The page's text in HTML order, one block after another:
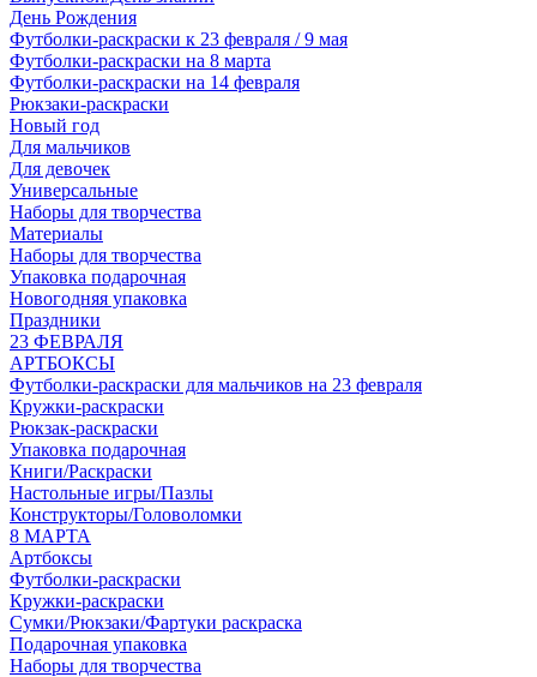
День Рождения
Футболки-раскраски к 23 февраля / 9 мая
Футболки-раскраски на 8 марта
Футболки-раскраски на 14 февраля
Рюкзаки-раскраски
Новый год
Для мальчиков
Для девочек
Универсальные
Наборы для творчества
Материалы
Наборы для творчества
Упаковка подарочная
Новогодняя упаковка
Праздники
23 ФЕВРАЛЯ
АРТБОКСЫ
Футболки-раскраски для мальчиков на 23 февраля
Кружки-раскраски
Рюкзак-раскраски
Упаковка подарочная
Книги/Раскраски
Настольные игры/Пазлы
Конструкторы/Головоломки
8 МАРТА
Артбоксы
Футболки-раскраски
Кружки-раскраски
Сумки/Рюкзаки/Фартуки раскраска
Подарочная упаковка
Наборы для творчества